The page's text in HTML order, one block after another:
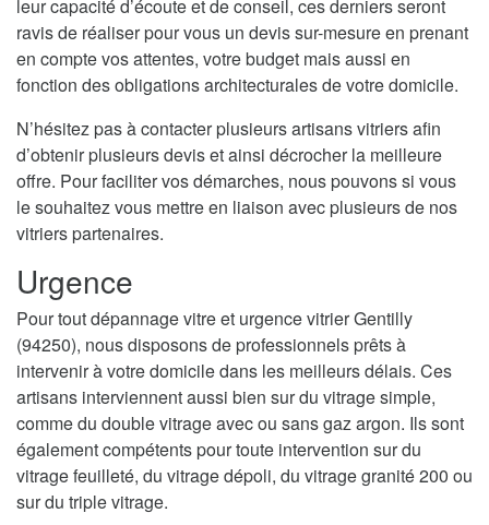
leur capacité d’écoute et de conseil, ces derniers seront
ravis de réaliser pour vous un devis sur-mesure en prenant
en compte vos attentes, votre budget mais aussi en
fonction des obligations architecturales de votre domicile.
N’hésitez pas à contacter plusieurs artisans vitriers afin
d’obtenir plusieurs devis et ainsi décrocher la meilleure
offre. Pour faciliter vos démarches, nous pouvons si vous
le souhaitez vous mettre en liaison avec plusieurs de nos
vitriers partenaires.
Urgence
Pour tout dépannage vitre et urgence vitrier Gentilly
(94250), nous disposons de professionnels prêts à
intervenir à votre domicile dans les meilleurs délais. Ces
artisans interviennent aussi bien sur du vitrage simple,
comme du double vitrage avec ou sans gaz argon. Ils sont
également compétents pour toute intervention sur du
vitrage feuilleté, du vitrage dépoli, du vitrage granité 200 ou
sur du triple vitrage.